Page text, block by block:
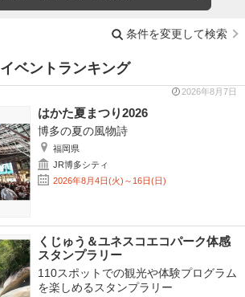
条件を変更して検索
イベントランキング
2026年8月7日
はかた夏まつり2026
博多の夏の風物詩
福岡県
JR博多シティ
2026年8月4日(火)～16日(日)
くじゅう＆ユネスコエコパーク体感
スタンプラリー
110スポットでの観光や体験プログラム
を楽しめるスタンプラリー